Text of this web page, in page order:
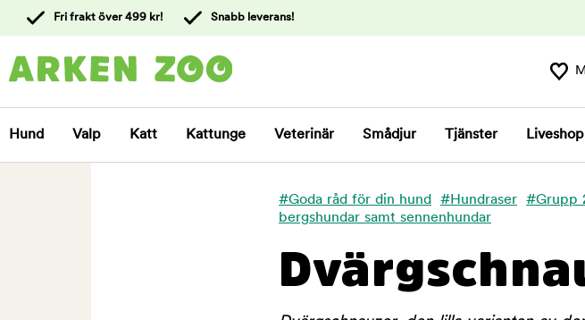
kundtjänst
Fri frakt över 499 kr! Snabb leverans!
Hund Valp Katt Kattunge Veterinär Smådjur Tjänster
#Goda råd för din hund #Hundraser
#Grupp
bergshundar samt sennenhundar